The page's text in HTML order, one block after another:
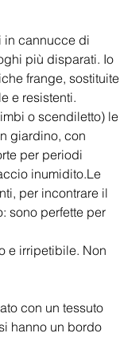
in cannucce di
più disparati. Io
frange, sostituite
e resistenti.
o scendiletto) le
giardino, con
per periodi
inumidito.Le
per incontrare il
sono perfette per
e irripetibile. Non
con un tessuto
hanno un bordo